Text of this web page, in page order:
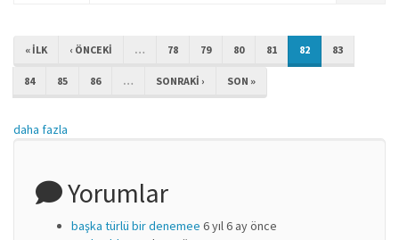
« ILK ‹ ÖNCEKI … 78 79 80 81 82 83
84 85 86 … SONRAKI › SON »
daha fazla
Yorumlar
başka türlü bir denemee 6 yıl 6 ay önce